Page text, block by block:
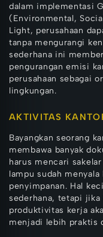
dalam implementasi
(Environmental,
Light, perusahaan
tanpa mengurangi
sederhana ini
pengurangan emisi
perusahaan sebagai
lingkungan.
AKTIVITAS
Bayangkan seorang
membawa banyak
harus mencari
lampu sudah
penyimpanan. Hal
sederhana, tetapi
produktivitas kerja
menjadi lebih praktis